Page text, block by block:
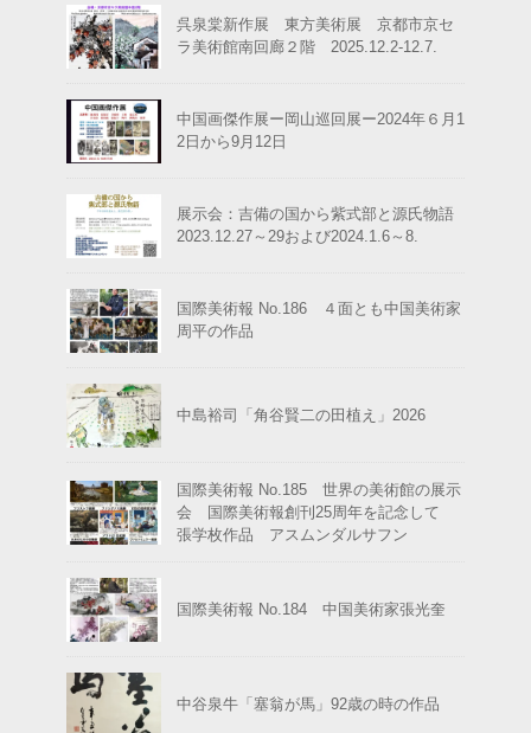
呉泉棠新作展 東方美術展 京都市京セ
ラ美術館南回廊２階 2025.12.2-12.7.
中国画傑作展ー岡山巡回展ー2024年６月1
2日から9月12日
展示会：吉備の国から紫式部と源氏物語
2023.12.27～29および2024.1.6～8.
国際美術報 No.186 ４面とも中国美術家
周平の作品
中島裕司「角谷賢二の田植え」2026
国際美術報 No.185 世界の美術館の展示
会 国際美術報創刊25周年を記念して
張学枚作品 アスムンダルサフン
国際美術報 No.184 中国美術家張光奎
中谷泉牛「塞翁が馬」92歳の時の作品